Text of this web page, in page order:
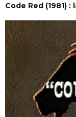
Code Red (1981)